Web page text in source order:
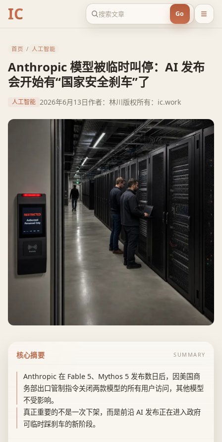
IC Go
首页 / 人工智能
Anthropic 模型被临时叫停：AI 发布
会开始有“国家安全刹车”了
人工智能 2026年6月13日作者：林川版权所有：ic.work
核心摘要 SUMMARY
Anthropic 在 Fable 5、Mythos 5 发布数日后，因美国商
务部出口管制指令关闭两款模型的所有用户访问，其他模型
不受影响。
真正重要的不是一次下架，而是前沿 AI 发布正在进入政府
可临时踩刹车的新阶段。